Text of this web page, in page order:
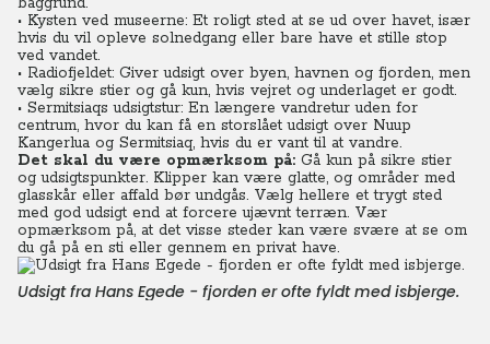
• Kysten ved museerne: Et roligt sted at se ud over havet, især
hvis du vil opleve solnedgang eller bare have et stille stop
ved vandet.
• Radiofjeldet: Giver udsigt over byen, havnen og fjorden, men
vælg sikre stier og gå kun, hvis vejret og underlaget er godt.
• Sermitsiaqs udsigtstur: En længere vandretur uden for
centrum, hvor du kan få en storslået udsigt over Nuup
Kangerlua og Sermitsiaq, hvis du er vant til at vandre.
Det skal du være opmærksom på: Gå kun på sikre stier
og udsigtspunkter. Klipper kan være glatte, og områder med
glasskår eller affald bør undgås. Vælg hellere et trygt sted
med god udsigt end at forcere ujævnt terræn. Vær
opmærksom på, at det visse steder kan være svære at se om
du gå på en sti eller gennem en privat have.
Udsigt fra Hans Egede - fjorden er ofte fyldt med isbjerge.